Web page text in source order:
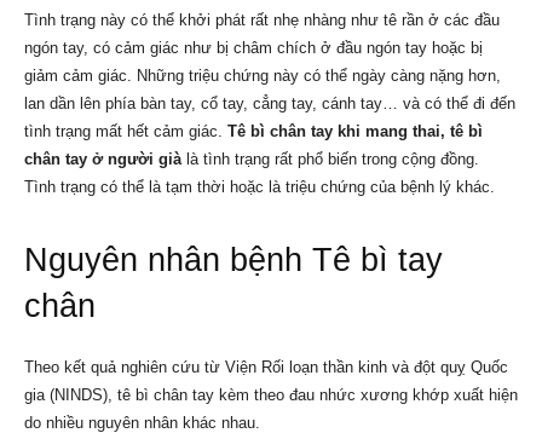
Tình trạng này có thể khởi phát rất nhẹ nhàng như tê rần ở các đầu
ngón tay, có cảm giác như bị châm chích ở đầu ngón tay hoặc bị
giảm cảm giác. Những triệu chứng này có thể ngày càng nặng hơn,
lan dần lên phía bàn tay, cổ tay, cẳng tay, cánh tay… và có thể đi đến
tình trạng mất hết cảm giác. Tê bì chân tay khi mang thai, tê bì
chân tay ở người già là tình trạng rất phổ biến trong cộng đồng.
Tình trạng có thể là tạm thời hoặc là triệu chứng của bệnh lý khác.
Nguyên nhân bệnh Tê bì tay
chân
Theo kết quả nghiên cứu từ Viện Rối loạn thần kinh và đột quỵ Quốc
gia (NINDS), tê bì chân tay kèm theo đau nhức xương khớp xuất hiện
do nhiều nguyên nhân khác nhau.